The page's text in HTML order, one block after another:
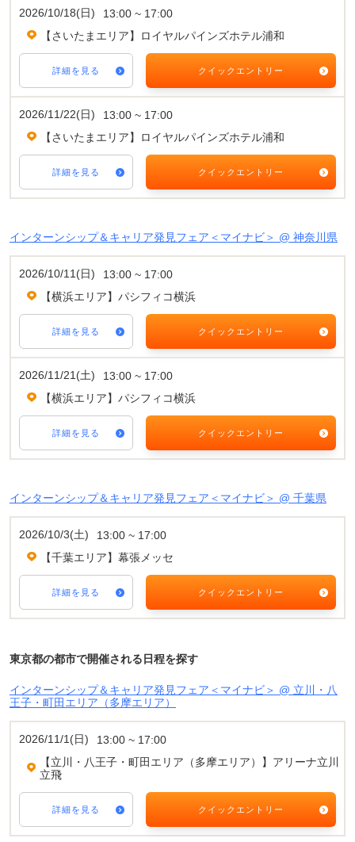
2026/10/18(日)
13:00 ~ 17:00
【さいたまエリア】ロイヤルパインズホテル浦和
詳細を見る クイックエントリー
2026/11/22(日)
13:00 ~ 17:00
【さいたまエリア】ロイヤルパインズホテル浦和
詳細を見る クイックエントリー
インターンシップ＆キャリア発見フェア＜マイナビ＞ @ 神奈川県
2026/10/11(日)
13:00 ~ 17:00
【横浜エリア】パシフィコ横浜
詳細を見る クイックエントリー
2026/11/21(土)
13:00 ~ 17:00
【横浜エリア】パシフィコ横浜
詳細を見る クイックエントリー
インターンシップ＆キャリア発見フェア＜マイナビ＞ @ 千葉県
2026/10/3(土)
13:00 ~ 17:00
【千葉エリア】幕張メッセ
詳細を見る クイックエントリー
東京都の都市で開催される日程を探す
インターンシップ＆キャリア発見フェア＜マイナビ＞ @ 立川・八
王子・町田エリア（多摩エリア）
2026/11/1(日)
13:00 ~ 17:00
【立川・八王子・町田エリア（多摩エリア）】アリーナ立川
立飛
詳細を見る クイックエントリー